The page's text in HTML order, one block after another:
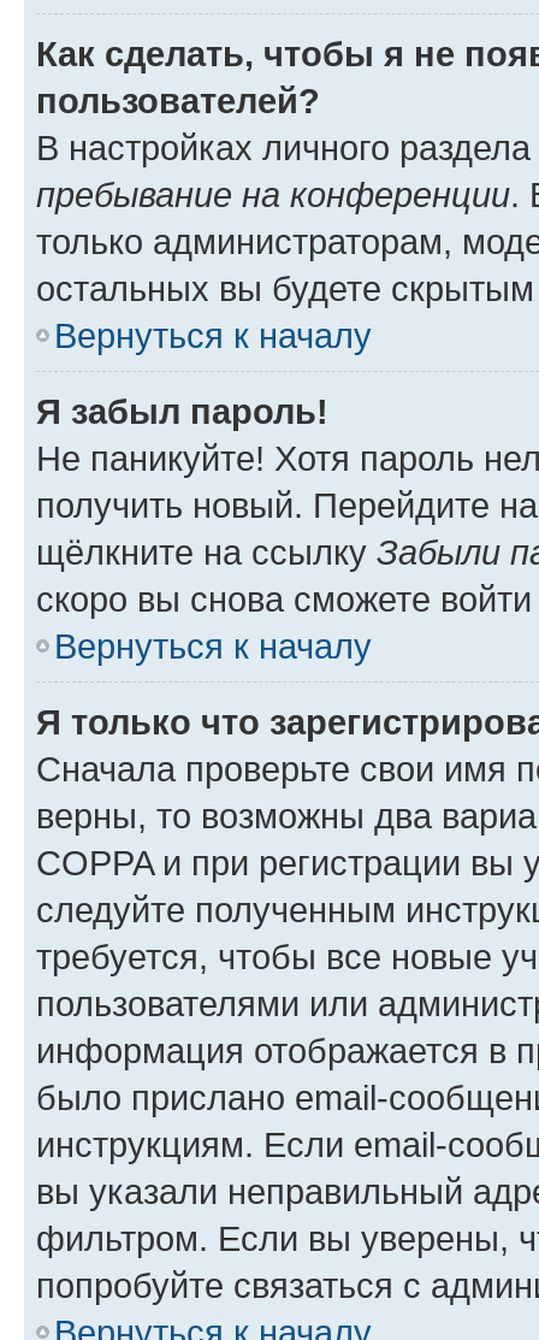
Как сделать, чтобы я не
пользователей?
В настройках личного
пребывание на конференции.
только администраторам,
остальных вы будете
Вернуться к началу
Я забыл пароль!
Не паникуйте! Хотя пароль
получить новый. Перейдите
щёлкните на ссылку Забыли
скоро вы снова сможете
Вернуться к началу
Я только что
Сначала проверьте свои имя
верны, то возможны два
COPPA и при регистрации вы
следуйте полученным
требуется, чтобы все новые
пользователями или
информация отображается в
было прислано email-
инструкциям. Если email-
вы указали неправильный
фильтром. Если вы уверены,
попробуйте связаться с
Вернуться к началу